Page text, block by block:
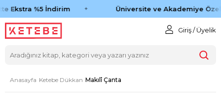
Ekstra %5 İndirim Üniversite ve Akademiye Özel
Giriş / Üyelik
Anasayfa Ketebe Dükkan Makılî Çanta